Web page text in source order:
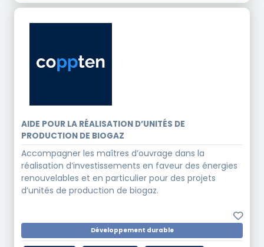
AIDE POUR LA RÉALISATION D’UNITÉS DE
PRODUCTION DE BIOGAZ
Accompagner les maîtres d’ouvrage dans la
réalisation d’investissements en faveur des énergies
renouvelables et en particulier pour des projets
d’unités de production de biogaz.
Développement durable